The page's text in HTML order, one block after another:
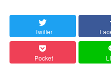
Twitter
Pocket